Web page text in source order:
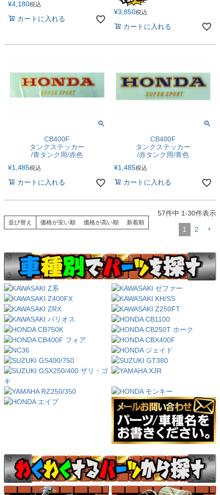
¥4,180税込
カートに入れる
¥3,850税込
カートに入れる
CB400F
タンクステッカー
/青タンク用/赤色
¥1,485税込
カートに入れる
CB400F
タンクステッカー
/赤タンク用/青色
¥1,485税込
カートに入れる
並び替え 価格が安い順 価格が高い順 新着順
57件中 1-30件表示
1 2